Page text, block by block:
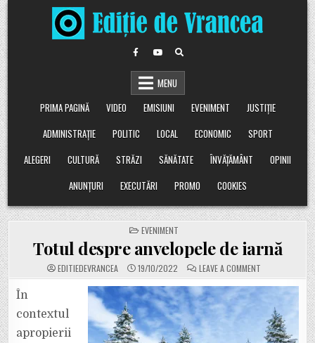
Skip
to
content
MENU
PRIMA PAGINĂ
VIDEO EMISIUNI EVENIMENT
JUSTIȚIE
ADMINISTRAȚIE
POLITIC LOCAL ECONOMIC
SPORT
ALEGERI
CULTURĂ STRĂZI SĂNĂTATE ÎNVĂȚĂMÂNT
OPINII
ANUNȚURI
EXECUTĂRI PROMO COOKIES
POSTED
IN
EVENIMENT
Totul despre anvelopele de iarnă
EDITIEDEVRANCEA 19/10/2022 LEAVE A COMMENT
TOTUL
DESPRE
IARNĂ
În
contextul
apropierii